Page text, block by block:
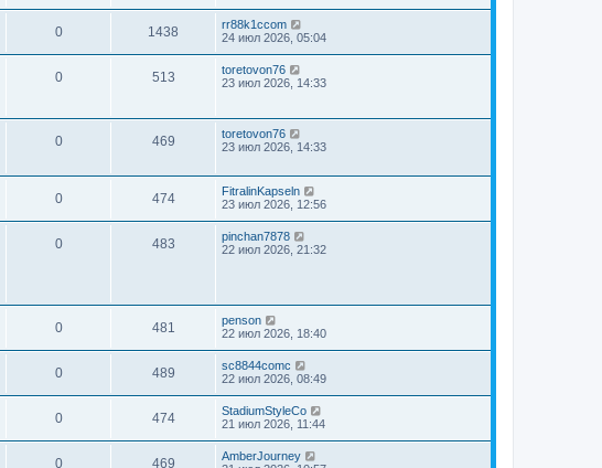
0 1438
rr88k1ccom
24 июл 2026, 05:04
0 513
toretovon76
23 июл 2026, 14:33
0 469
toretovon76
23 июл 2026, 14:33
0 474
FitralinKapseln
23 июл 2026, 12:56
0 483
pinchan7878
22 июл 2026, 21:32
0 481
penson
22 июл 2026, 18:40
0 489
sc8844comc
22 июл 2026, 08:49
0 474
StadiumStyleCo
21 июл 2026, 11:44
0 469
AmberJourney